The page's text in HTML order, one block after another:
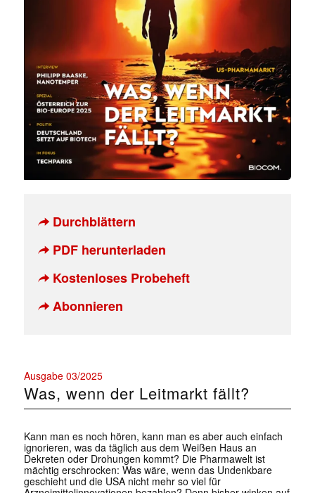
Durchblättern
PDF herunterladen
Kostenloses Probeheft
Abonnieren
Ausgabe 03/2025
Was, wenn der Leitmarkt fällt?
Kann man es noch hören, kann man es aber auch einfach
ignorieren, was da täglich aus dem Weißen Haus an
Dekreten oder Drohungen kommt? Die Pharmawelt ist
mächtig erschrocken: Was wäre, wenn das Undenkbare
geschieht und die USA nicht mehr so viel für